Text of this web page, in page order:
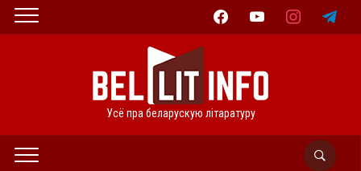
facebookyoutube instagramtelegram
Усё пра беларускую літаратуру